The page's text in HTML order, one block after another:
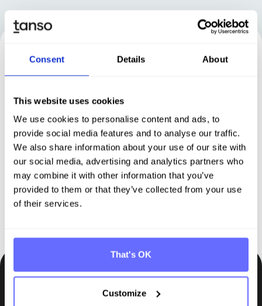
Consent Details About
This website uses cookies
We use cookies to personalise content and ads, to
provide social media features and to analyse our traffic.
We also share information about your use of our site with
our social media, advertising and analytics partners who
may combine it with other information that you’ve
provided to them or that they’ve collected from your use
of their services.
That's OK
Customize
JetztPartnerwerden und
gemeinsam Mehrwert schaffen
Termin vereinbaren
Bleiben Sie auf dem Laufenden